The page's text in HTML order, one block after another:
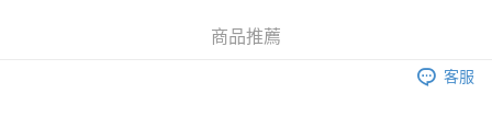
商品推薦
客服